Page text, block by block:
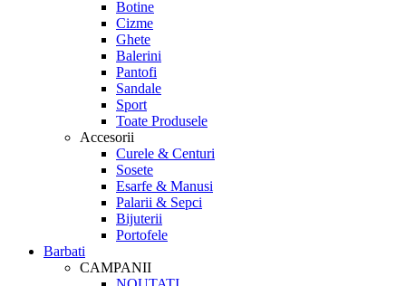
Botine
Cizme
Ghete
Balerini
Pantofi
Sandale
Sport
Toate Produsele
Accesorii
Curele & Centuri
Sosete
Esarfe & Manusi
Palarii & Sepci
Bijuterii
Portofele
Barbati
CAMPANII